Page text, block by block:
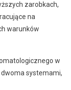
zarobkach,
na
warunków
w
systemami,